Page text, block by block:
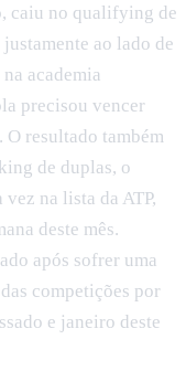
caiu no qualifying de
ao lado de
academia
precisou vencer
O resultado também
de duplas, o
na lista da ATP,
deste mês.
após sofrer uma
competições por
e janeiro deste